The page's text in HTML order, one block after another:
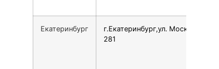
Екатеринбург
г.Екатеринбург,ул. Московская,
281